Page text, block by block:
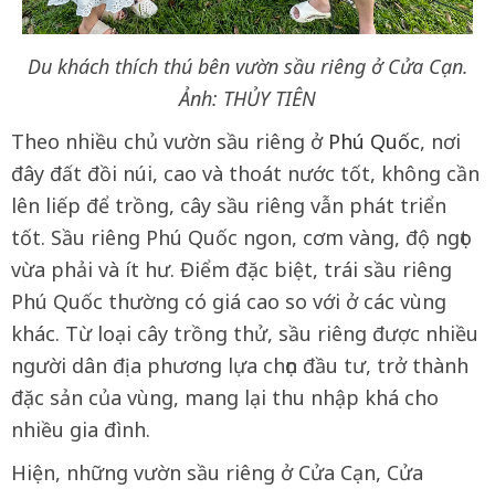
Du khách thích thú bên vườn sầu riêng ở Cửa Cạn.
Ảnh: THỦY TIÊN
Theo nhiều chủ vườn sầu riêng ở Phú Quốc, nơi
đây đất đồi núi, cao và thoát nước tốt, không cần
lên liếp để trồng, cây sầu riêng vẫn phát triển
tốt. Sầu riêng Phú Quốc ngon, cơm vàng, độ ngọt
vừa phải và ít hư. Điểm đặc biệt, trái sầu riêng
Phú Quốc thường có giá cao so với ở các vùng
khác. Từ loại cây trồng thử, sầu riêng được nhiều
người dân địa phương lựa chọn đầu tư, trở thành
đặc sản của vùng, mang lại thu nhập khá cho
nhiều gia đình.
Hiện, những vườn sầu riêng ở Cửa Cạn, Cửa